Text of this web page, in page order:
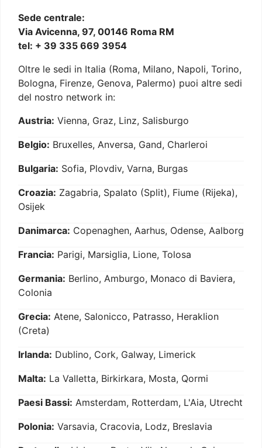
Sede centrale:
Via Avicenna, 97, 00146 Roma RM
tel: + 39 335 669 3954
Oltre le sedi in Italia (Roma, Milano, Napoli, Torino,
Bologna, Firenze, Genova, Palermo) puoi altre sedi
del nostro network in:
Austria: Vienna, Graz, Linz, Salisburgo
Belgio: Bruxelles, Anversa, Gand, Charleroi
Bulgaria: Sofia, Plovdiv, Varna, Burgas
Croazia: Zagabria, Spalato (Split), Fiume (Rijeka),
Osijek
Danimarca: Copenaghen, Aarhus, Odense, Aalborg
Francia: Parigi, Marsiglia, Lione, Tolosa
Germania: Berlino, Amburgo, Monaco di Baviera,
Colonia
Grecia: Atene, Salonicco, Patrasso, Heraklion
(Creta)
Irlanda: Dublino, Cork, Galway, Limerick
Malta: La Valletta, Birkirkara, Mosta, Qormi
Paesi Bassi: Amsterdam, Rotterdam, L'Aia, Utrecht
Polonia: Varsavia, Cracovia, Lodz, Breslavia